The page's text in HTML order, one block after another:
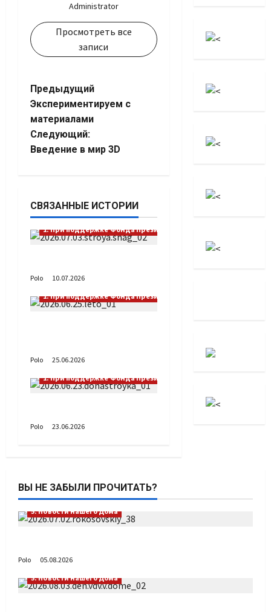
Administrator
Просмотреть все
записи
Навигация
записи
Предыдущий
Экспериментируем с
материалами
Следующий:
Введение в мир 3D
СВЯЗАННЫЕ ИСТОРИИ
1. При поддержке Фонда Президентских грантов
Polo
10.07.2026
1. При поддержке Фонда Президентских грантов
Polo
25.06.2026
1. При поддержке Фонда Президентских грантов
Polo 23.06.2026
ВЫ НЕ ЗАБЫЛИ ПРОЧИТАТЬ?
5. Новости нашего Дома
Polo
05.08.2026
5. Новости нашего Дома